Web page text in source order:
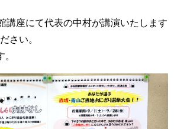
講座にて代表の中村が講演いたします
さい。